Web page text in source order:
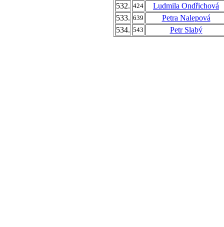
532. 424
Ludmila Ondřichová
533. 639
Petra Nalepová
534. 543 Petr Slabý